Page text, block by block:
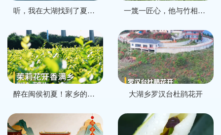
听，我在大湖找到了夏天的声音！ 一篾一匠心，他与竹相伴，守艺数十载
醉在闽侯初夏！家乡的茉莉花开啦 大湖乡罗汉台杜鹃花开